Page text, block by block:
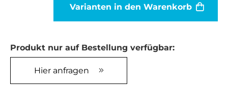
Varianten in den Warenkorb
Produkt nur auf Bestellung verfügbar:
Hier anfragen